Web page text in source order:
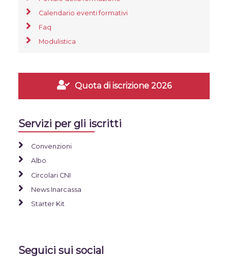
Calendario eventi formativi
Faq
Modulistica
Quota di iscrizione 2026
Servizi per gli iscritti
Convenzioni
Albo
Circolari CNI
News Inarcassa
Starter Kit
Seguici sui social